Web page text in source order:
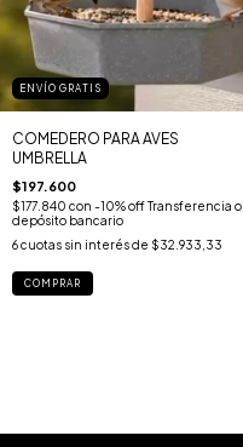
ENVÍO GRATIS
COMEDERO PARA AVES
UMBRELLA
$197.600
$177.840 con -10% off Transferencia o
depósito bancario
6cuotas sin interés de $32.933,33